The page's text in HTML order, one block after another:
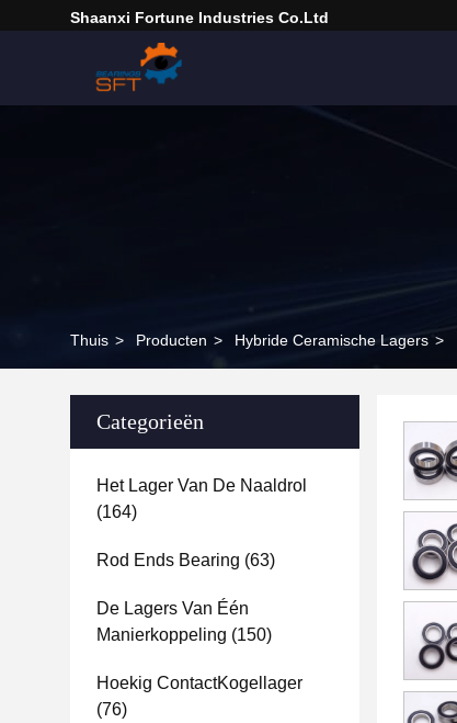
Shaanxi Fortune Industries Co.ltd
Thuis > Producten > Hybride Ceramische Lagers >
Categorieën
Het Lager Van De Naaldrol
(164)
Rod Ends Bearing (63)
De Lagers Van Één
Manierkoppeling (150)
Hoekig ContactKogellager
(76)